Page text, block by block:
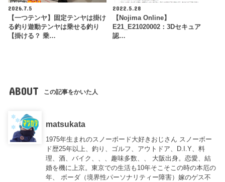
2026.7.5
【一つテンヤ】固定テンヤは掛け
る釣り遊動テンヤは乗せる釣り
【掛ける？ 乗…
2022.5.28
【Nojima Online】
E21_E21020002：3Dセキュア
認…
ABOUT この記事をかいた人
matsukata
1975年生まれのスノーボード大好きおじさん スノーボー
ド歴25年以上、釣り、ゴルフ、アウトドア、D.I.Y、料
理、酒、バイク、、、趣味多数、、 大阪出身。恋愛、結
婚を機に上京。東京での生活も10年そこそこの時の本厄の
年、 ボーダ（境界性パーソナリティー障害）嫁のゲス不